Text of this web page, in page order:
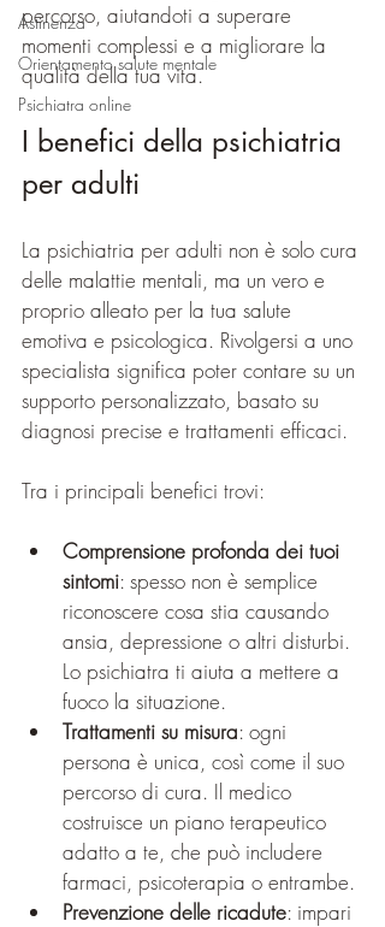
Astinenza
Orientamento salute mentale
Psichiatra online
percorso, aiutandoti a superare
momenti complessi e a migliorare la
qualità della tua vita.
I benefici della psichiatria
per adulti
La psichiatria per adulti non è solo cura
delle malattie mentali, ma un vero e
proprio alleato per la tua salute
emotiva e psicologica. Rivolgersi a uno
specialista significa poter contare su un
supporto personalizzato, basato su
diagnosi precise e trattamenti efficaci.
Tra i principali benefici trovi:
Comprensione profonda dei tuoi
sintomi: spesso non è semplice
riconoscere cosa stia causando
ansia, depressione o altri disturbi.
Lo psichiatra ti aiuta a mettere a
fuoco la situazione.
Trattamenti su misura: ogni
persona è unica, così come il suo
percorso di cura. Il medico
costruisce un piano terapeutico
adatto a te, che può includere
farmaci, psicoterapia o entrambe.
Prevenzione delle ricadute: impari